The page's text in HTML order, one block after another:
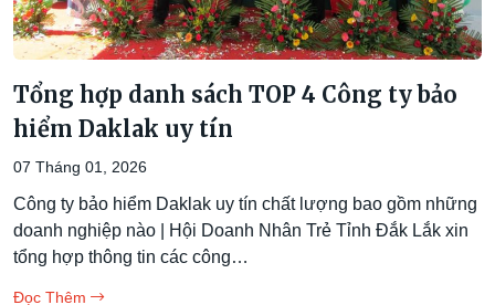
Tổng hợp danh sách TOP 4 Công ty bảo
hiểm Daklak uy tín
07 Tháng 01, 2026
Công ty bảo hiểm Daklak uy tín chất lượng bao gồm những
doanh nghiệp nào | Hội Doanh Nhân Trẻ Tỉnh Đắk Lắk xin
tổng hợp thông tin các công…
Đọc Thêm